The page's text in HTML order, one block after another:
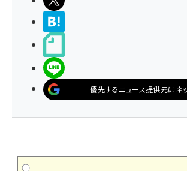
優先するニュース提供元にネ